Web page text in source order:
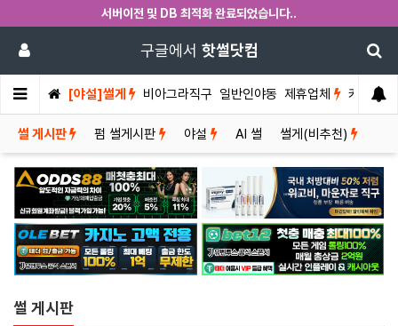
서버이전 및 DB 최적화 완료되었습니다..
구글에서 핫썰닷컴
[야설]썰게 비아그라직구 일반인야동 제휴업체 커뮤니티
썰 게시판 펌 썰게시판 야설 AI 썰 썰게(비추천)
썰 게시판